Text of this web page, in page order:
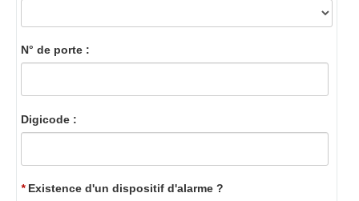
N° de porte :
Digicode :
*Existence d'un dispositif d'alarme ?